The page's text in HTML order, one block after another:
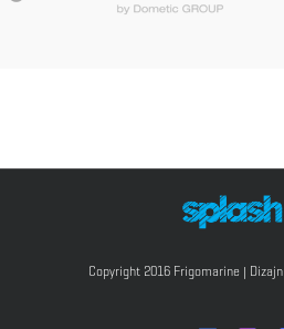
Copyright 2016 Frigomarine | Dizajn